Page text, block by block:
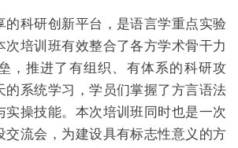
科研创新平台，是语言学重点实验
次培训班有效整合了各方学术骨干力
，推进了有组织、有体系的科研攻
的系统学习，学员们掌握了方言语法
实操技能。本次培训班同时也是一次
交流会，为建设具有标志性意义的方